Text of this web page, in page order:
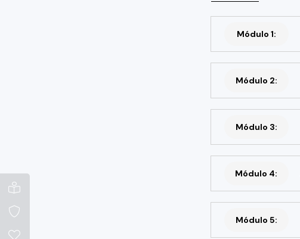
Módulo 1:
Módulo 2:
Módulo 3:
Módulo 4:
Módulo 5: